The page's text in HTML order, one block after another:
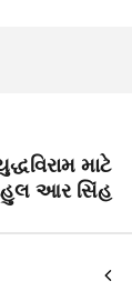
માટે
આર સિંહ